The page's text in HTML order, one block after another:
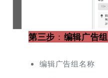
第三步 ： 编辑广告组
编辑广告组名称